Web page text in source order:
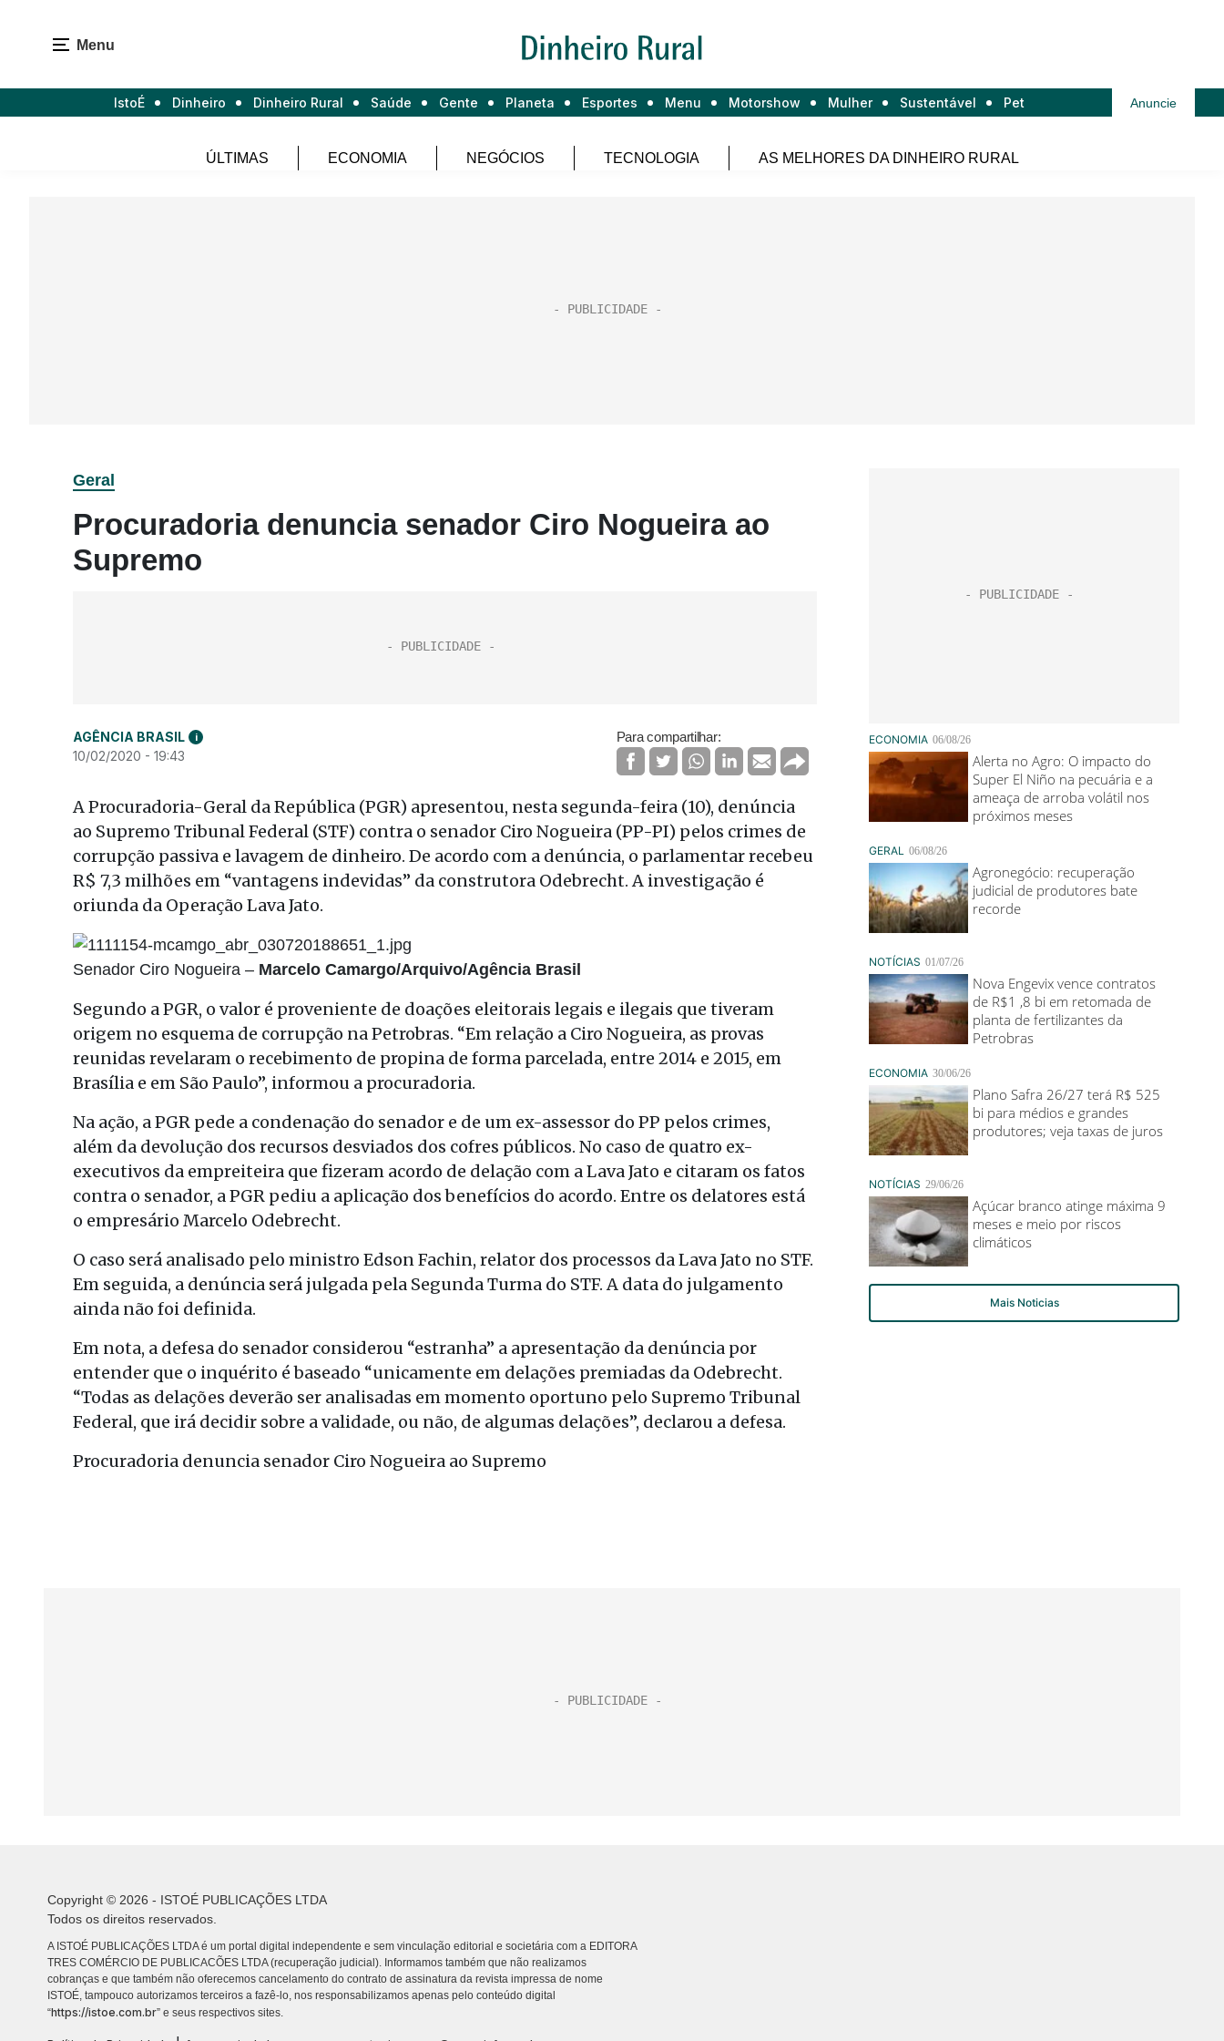
Menu
IstoÉ Dinheiro Dinheiro Rural Saúde Gente Planeta Esportes Menu Motorshow Mulher Sustentável Pet Anuncie
ÚLTIMAS ECONOMIA NEGÓCIOS TECNOLOGIA AS MELHORES DA DINHEIRO RURAL
Geral
Procuradoria denuncia senador Ciro Nogueira ao
Supremo
AGÊNCIA BRASIL i
10/02/2020 - 19:43
Para compartilhar:
A Procuradoria-Geral da República (PGR) apresentou, nesta segunda-feira (10), denúncia
ao Supremo Tribunal Federal (STF) contra o senador Ciro Nogueira (PP-PI) pelos crimes de
corrupção passiva e lavagem de dinheiro. De acordo com a denúncia, o parlamentar recebeu
R$ 7,3 milhões em “vantagens indevidas” da construtora Odebrecht. A investigação é
oriunda da Operação Lava Jato.
Senador Ciro Nogueira – Marcelo Camargo/Arquivo/Agência Brasil
Segundo a PGR, o valor é proveniente de doações eleitorais legais e ilegais que tiveram
origem no esquema de corrupção na Petrobras. “Em relação a Ciro Nogueira, as provas
reunidas revelaram o recebimento de propina de forma parcelada, entre 2014 e 2015, em
Brasília e em São Paulo”, informou a procuradoria.
Na ação, a PGR pede a condenação do senador e de um ex-assessor do PP pelos crimes,
além da devolução dos recursos desviados dos cofres públicos. No caso de quatro ex-
executivos da empreiteira que fizeram acordo de delação com a Lava Jato e citaram os fatos
contra o senador, a PGR pediu a aplicação dos benefícios do acordo. Entre os delatores está
o empresário Marcelo Odebrecht.
O caso será analisado pelo ministro Edson Fachin, relator dos processos da Lava Jato no STF.
Em seguida, a denúncia será julgada pela Segunda Turma do STF. A data do julgamento
ainda não foi definida.
Em nota, a defesa do senador considerou “estranha” a apresentação da denúncia por
entender que o inquérito é baseado “unicamente em delações premiadas da Odebrecht.
“Todas as delações deverão ser analisadas em momento oportuno pelo Supremo Tribunal
Federal, que irá decidir sobre a validade, ou não, de algumas delações”, declarou a defesa.
Procuradoria denuncia senador Ciro Nogueira ao Supremo
Copyright © 2026 - ISTOÉ PUBLICAÇÕES LTDA
Todos os direitos reservados.
A ISTOÉ PUBLICAÇÕES LTDA é um portal digital independente e sem vinculação editorial e societária com a EDITORA
TRES COMÉRCIO DE PUBLICACÕES LTDA (recuperação judicial). Informamos também que não realizamos
cobranças e que também não oferecemos cancelamento do contrato de assinatura da revista impressa de nome
ISTOÉ, tampouco autorizamos terceiros a fazê-lo, nos responsabilizamos apenas pelo conteúdo digital
“https://istoe.com.br” e seus respectivos sites.